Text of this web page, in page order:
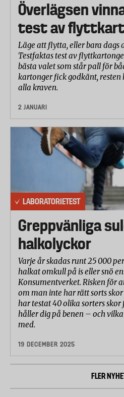
Överlägsen
test av
Läge att flytta, eller bara dags
Testfaktas test av
bästa valet som står pall för
kartonger fick godkänt,
alla kraven.
2 JANUARI
LABORATORIETEST
Greppvänliga
halkolyckor
Varje år skadas runt 25 000
halkat omkull på is eller snö
Konsumentverket. Risken för
om man inte har rätt sorts
har testat 40 olika sorters
håller dig på benen – och
med.
19 DECEMBER 2025
FLER